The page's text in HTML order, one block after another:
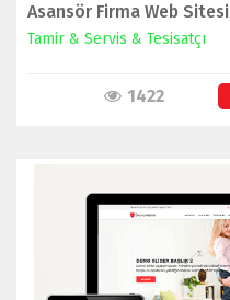
Asansör Firma Web
Tamir & Servis & Tesisatçı
1422